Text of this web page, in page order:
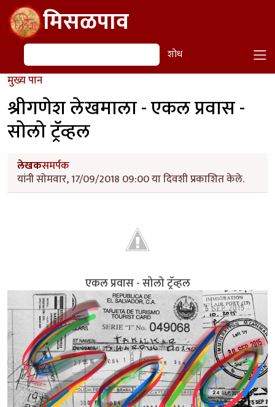
Skip to main contentमिसळपाव
शोध शोध
मुख्य पान
श्रीगणेश लेखमाला - एकल प्रवास -
सोलो ट्रॅव्हल
लेखकसमर्पक
यांनी सोमवार, 17/09/2018 09:00 या दिवशी प्रकाशित केले.
एकल प्रवास - सोलो ट्रॅव्हल